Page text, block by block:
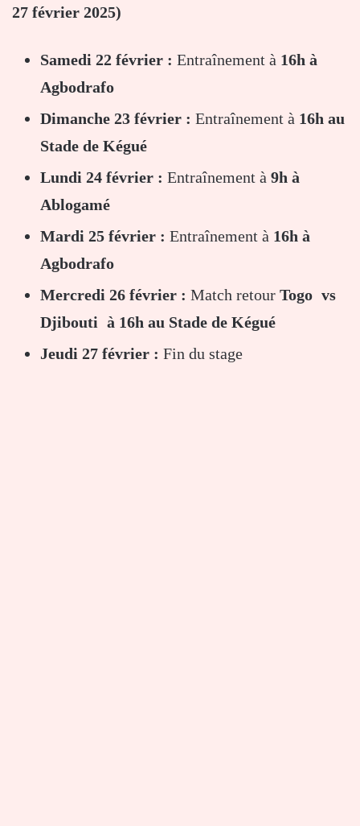
27 février 2025)
Samedi 22 février : Entraînement à 16h à
Agbodrafo
Dimanche 23 février : Entraînement à 16h au
Stade de Kégué
Lundi 24 février : Entraînement à 9h à
Ablogamé
Mardi 25 février : Entraînement à 16h à
Agbodrafo
Mercredi 26 février : Match retour Togo vs
Djibouti à 16h au Stade de Kégué
Jeudi 27 février : Fin du stage